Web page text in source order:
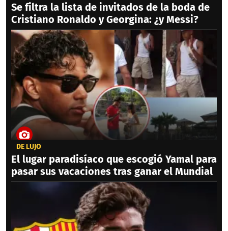
Se filtra la lista de invitados de la boda de
Cristiano Ronaldo y Georgina: ¿y Messi?
DE LUJO
El lugar paradisíaco que escogió Yamal para
pasar sus vacaciones tras ganar el Mundial